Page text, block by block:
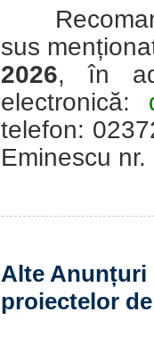
sus
2026, în
electronică:
telefon:
Eminescu
Alte Anunțuri
proiectelor